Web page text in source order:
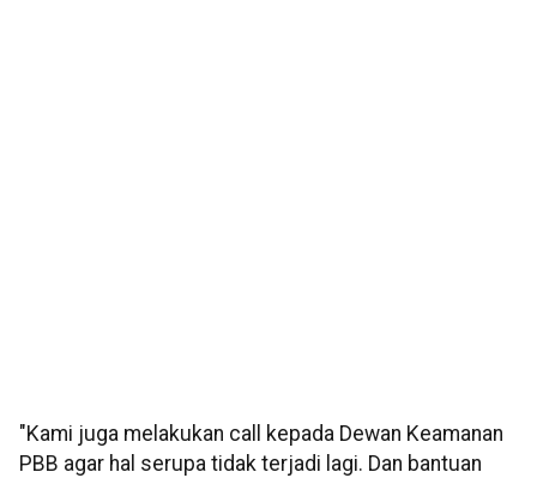
"Kami juga melakukan call kepada Dewan Keamanan
PBB agar hal serupa tidak terjadi lagi. Dan bantuan